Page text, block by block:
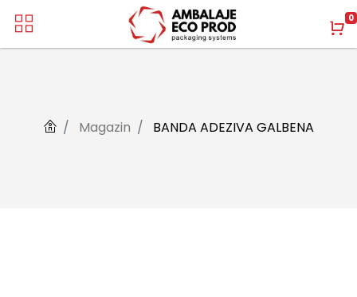
0
Magazin BANDA ADEZIVA GALBENA